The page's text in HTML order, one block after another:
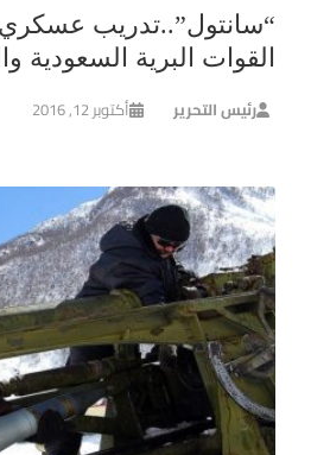
“سانتول”..تدريب
القوات البرية السعودية
رئيس التحرير أكتوبر 12, 2016